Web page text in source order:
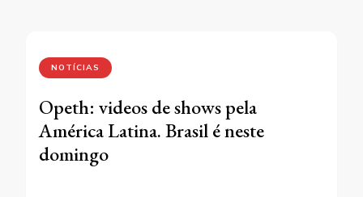
NOTÍCIAS
Opeth: videos de shows pela
América Latina. Brasil é neste
domingo